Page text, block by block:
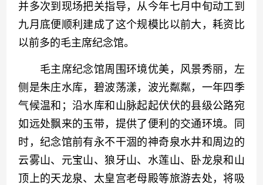
并多次到现场把关指导，从今年七月中旬动工到
九月底便顺利建成了这个规模比以前大，耗资比
以前多的毛主席纪念馆。
毛主席纪念馆周围环境优美，风景秀丽，左
侧是朱庄水库，碧波荡漾，波光粼粼，一年四季
气候温和；沿水库和山脉起起伏伏的县级公路宛
如远处飘来的玉带，提供了便利的交通环境。同
时，纪念馆前有永不干涸的神奇泉水井和周边的
云雾山、元宝山、狼牙山、水莲山、卧龙泉和山
顶上的天龙泉、太皇宫老母殿等旅游去处，将吸